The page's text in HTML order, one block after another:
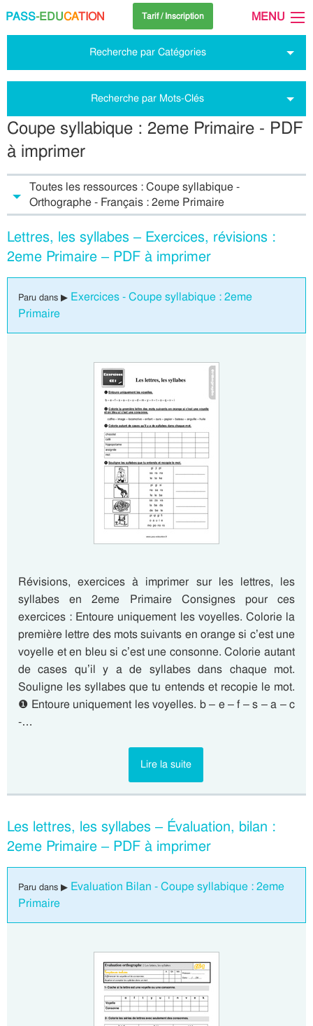
PASS-EDUCATION Tarif / Inscription MENU
Recherche par Catégories
Recherche par Mots-Clés
Coupe syllabique : 2eme Primaire - PDF
à imprimer
Toutes les ressources : Coupe syllabique -
Orthographe - Français : 2eme Primaire
Lettres, les syllabes – Exercices, révisions :
2eme Primaire – PDF à imprimer
Paru dans ▶ Exercices - Coupe syllabique : 2eme
Primaire
Révisions, exercices à imprimer sur les lettres, les
syllabes en 2eme Primaire Consignes pour ces
exercices : Entoure uniquement les voyelles. Colorie la
première lettre des mots suivants en orange si c’est une
voyelle et en bleu si c’est une consonne. Colorie autant
de cases qu’il y a de syllabes dans chaque mot.
Souligne les syllabes que tu entends et recopie le mot.
❶ Entoure uniquement les voyelles. b – e – f – s – a – c
-…
Lire la suite
Les lettres, les syllabes – Évaluation, bilan :
2eme Primaire – PDF à imprimer
Paru dans ▶ Evaluation Bilan - Coupe syllabique : 2eme
Primaire